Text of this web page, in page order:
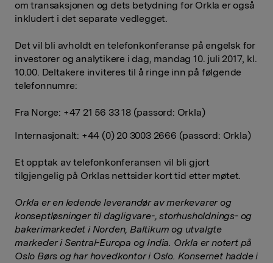
om transaksjonen og dets betydning for Orkla er også
inkludert i det separate vedlegget.
Det vil bli avholdt en telefonkonferanse på engelsk for
investorer og analytikere i dag, mandag 10. juli 2017, kl.
10.00. Deltakere inviteres til å ringe inn på følgende
telefonnumre:
Fra Norge: +47 21 56 33 18 (passord: Orkla)
Internasjonalt: +44 (0) 20 3003 2666 (passord: Orkla)
Et opptak av telefonkonferansen vil bli gjort
tilgjengelig på Orklas nettsider kort tid etter møtet.
Orkla er en ledende leverandør av merkevarer og
konseptløsninger til dagligvare-, storhusholdnings- og
bakerimarkedet i Norden, Baltikum og utvalgte
markeder i Sentral-Europa og India. Orkla er notert på
Oslo Børs og har hovedkontor i Oslo. Konsernet hadde i